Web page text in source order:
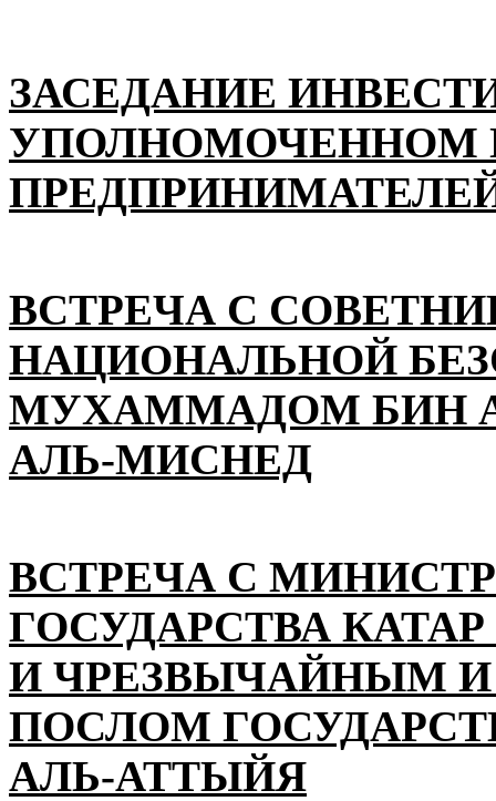
ЗАСЕДАНИЕ
УПОЛНОМОЧЕННОМ
ВСТРЕЧА С
НАЦИОНАЛЬНОЙ
МУХАММАДОМ БИН
АЛЬ-МИСНЕД
ВСТРЕЧА С
ГОСУДАРСТВА
И ЧРЕЗВЫЧАЙНЫМ
ПОСЛОМ
АЛЬ-АТТЫЙЯ